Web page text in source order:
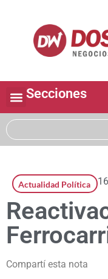
Secciones
Actualidad Política
Compartí esta nota